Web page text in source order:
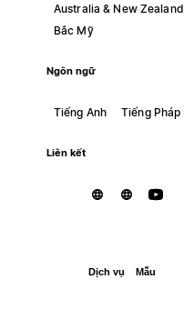
Australia & New Zealand
Bắc Mỹ
Ngôn ngữ
Tiếng Anh Tiếng Pháp
Liên kết
Dịch vụ Mẫu